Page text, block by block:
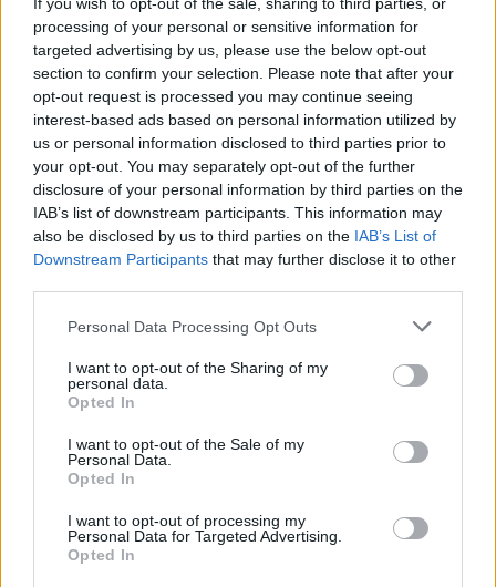
processing of your personal or sensitive information for
targeted advertising by us, please use the below opt-out
section to confirm your selection. Please note that after your
opt-out request is processed you may continue seeing
interest-based ads based on personal information utilized by
us or personal information disclosed to third parties prior to
your opt-out. You may separately opt-out of the further
disclosure of your personal information by third parties on the
IAB’s list of downstream participants. This information may
also be disclosed by us to third parties on the IAB’s List of
Downstream Participants that may further disclose it to other
Personal Data Processing Opt Outs
I want to opt-out of the Sharing of my
personal data.
Opted In
I want to opt-out of the Sale of my
Personal Data.
Opted In
I want to opt-out of processing my
Personal Data for Targeted Advertising.
Opted In